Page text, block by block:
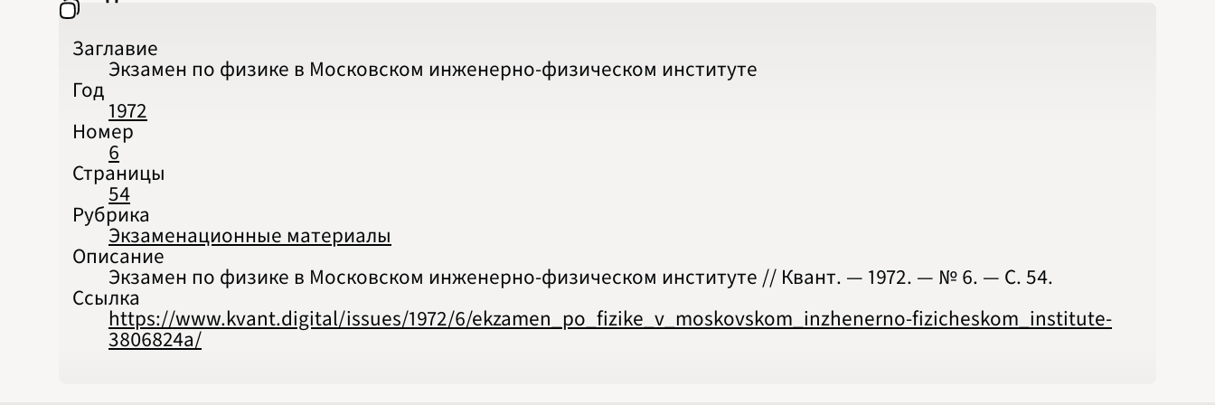
2024
2025
Заглавие
Экзамен по физике в Московском инженерно-физическом институте
Год
1972
Номер
6
Страницы
54
Рубрика
Экзаменационные материалы
Описание
Экзамен по физике в Московском инженерно-физическом институте // Квант. — 1972. — № 6. — С. 54.
Ссылка
https://www.kvant.digital/issues/1972/6/ekzamen_po_fizike_v_moskovskom_inzhenerno-fizicheskom_institute-
3806824a/